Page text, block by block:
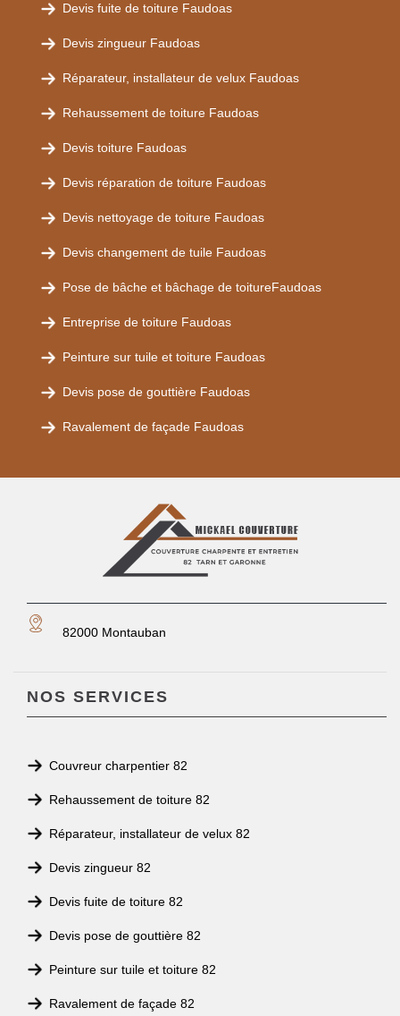
Devis fuite de toiture Faudoas
Devis zingueur Faudoas
Réparateur, installateur de velux Faudoas
Rehaussement de toiture Faudoas
Devis toiture Faudoas
Devis réparation de toiture Faudoas
Devis nettoyage de toiture Faudoas
Devis changement de tuile Faudoas
Pose de bâche et bâchage de toitureFaudoas
Entreprise de toiture Faudoas
Peinture sur tuile et toiture Faudoas
Devis pose de gouttière Faudoas
Ravalement de façade Faudoas
82000 Montauban
NOS SERVICES
Couvreur charpentier 82
Rehaussement de toiture 82
Réparateur, installateur de velux 82
Devis zingueur 82
Devis fuite de toiture 82
Devis pose de gouttière 82
Peinture sur tuile et toiture 82
Ravalement de façade 82